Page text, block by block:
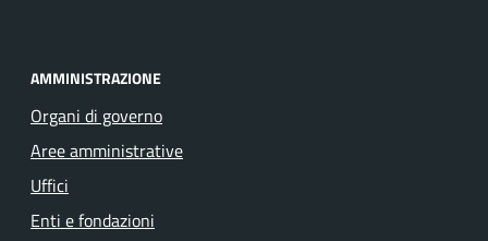
AMMINISTRAZIONE
Organi di governo
Aree amministrative
Uffici
Enti e fondazioni